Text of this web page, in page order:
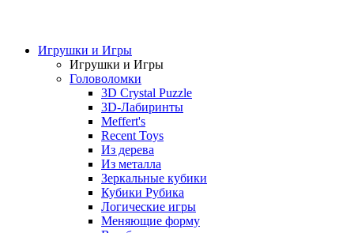
Игрушки и Игры
Игрушки и Игры
Головоломки
3D Crystal Puzzle
3D-Лабиринты
Meffert's
Recent Toys
Из дерева
Из металла
Зеркальные кубики
Кубики Рубика
Логические игры
Меняющие форму